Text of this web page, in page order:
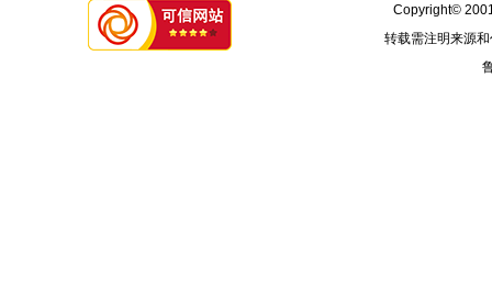
Copyright©
转载需注明来源